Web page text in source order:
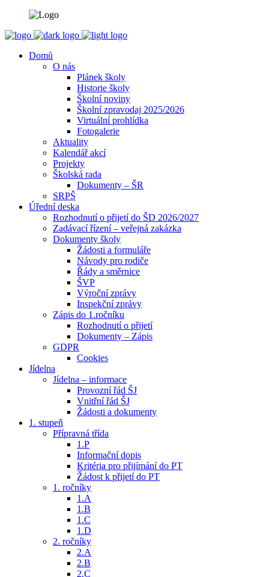
Domů
O nás
Plánek školy
Historie školy
Školní noviny
Školní zpravodaj 2025/2026
Virtuální prohlídka
Fotogalerie
Aktuality
Kalendář akcí
Projekty
Školská rada
Dokumenty – ŠR
SRPŠ
Úřední deska
Rozhodnutí o přijetí do ŠD 2026/2027
Zadávací řízení – veřejná zakázka
Dokumenty školy
Žádosti a formuláře
Návody pro rodiče
Řády a směrnice
ŠVP
Výroční zprávy
Inspekční zprávy
Zápis do 1.ročníku
Rozhodnutí o přijetí
Dokumenty – Zápis
GDPR
Cookies
Jídelna
Jídelna – informace
Provozní řád ŠJ
Vnitřní řád ŠJ
Žádosti a dokumenty
1. stupeň
Přípravná třída
1.P
Informační dopis
Kritéria pro přijímání do PT
Žádost k přijetí do PT
1. ročníky
1.A
1.B
1.C
1.D
2. ročníky
2.A
2.B
2.C